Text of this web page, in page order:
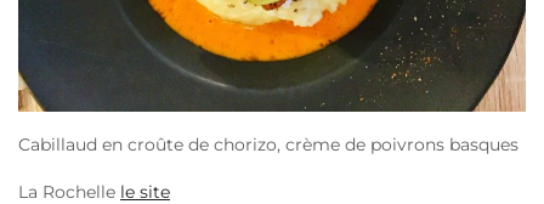
Cabillaud en croûte de chorizo, crème de poivrons basques
La Rochelle le site